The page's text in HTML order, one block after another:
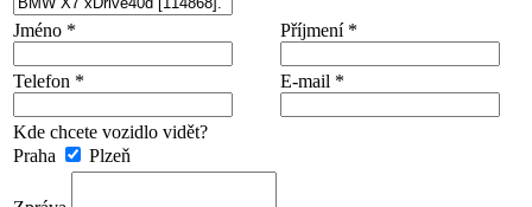
Jméno * Příjmení *
Telefon * E-mail *
Kde chcete vozidlo vidět?
Praha
Plzeň